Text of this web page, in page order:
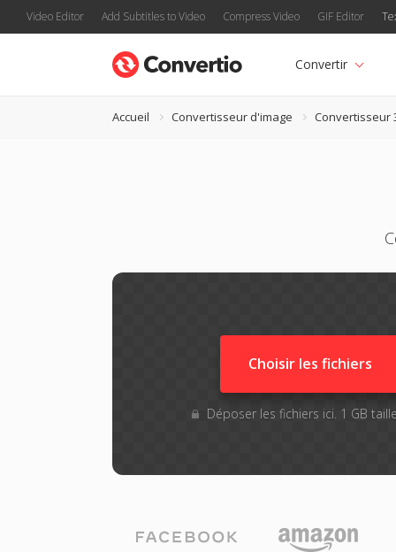
Video Editor Add Subtitles to Video Compress Video GIF Editor
Convertir
Accueil Convertisseur d'image Convertisseur
Choisir les fichiers
Déposer les fichiers ici. 1 GB